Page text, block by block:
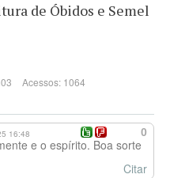
de Óbidos e Semel
Acessos: 1064
0
16:48
e o espírito. Boa sorte
Citar